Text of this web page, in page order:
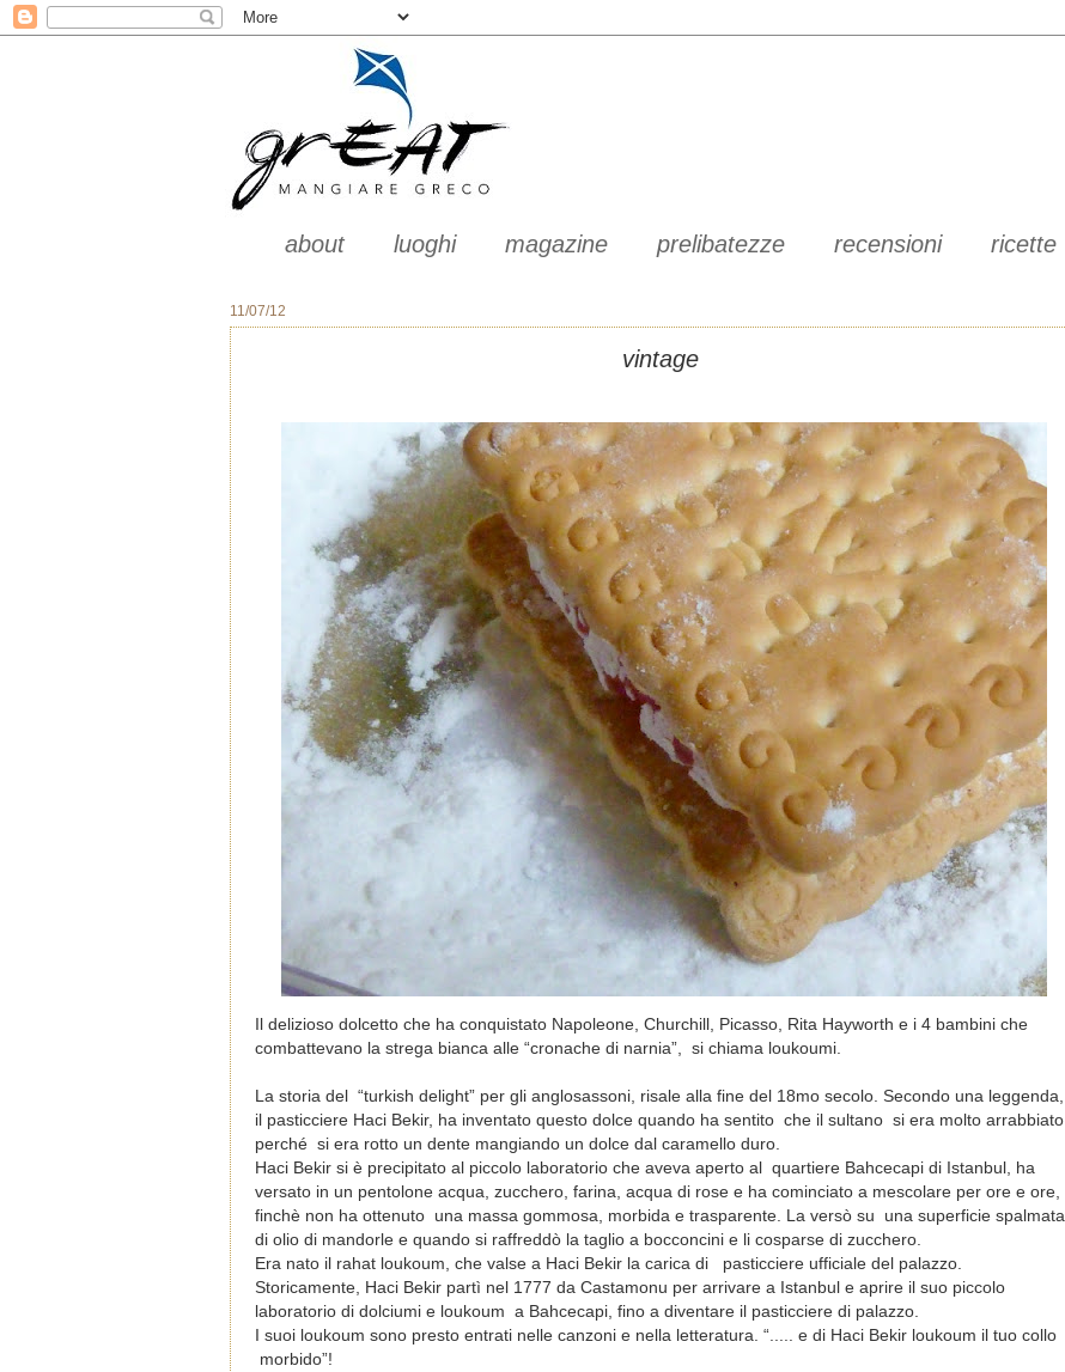
about luoghi magazine prelibatezze recensioni ricette
11/07/12
vintage
Il delizioso dolcetto che ha conquistato Napoleone, Churchill, Picasso, Rita Hayworth e i 4 bambini che
combattevano la strega bianca alle “cronache di narnia”,
si chiama loukoumi.
La storia del “turkish delight” per gli anglosassoni, risale alla fine del 18mo secolo. Secondo una leggenda,
il pasticciere Haci Bekir, ha inventato questo dolce quando ha sentito che il sultano si era molto arrabbiato
perché si era rotto un dente mangiando un dolce dal caramello duro.
Haci Bekir si è precipitato al piccolo laboratorio che aveva aperto al quartiere Bahcecapi di Istanbul, ha
versato in un pentolone acqua, zucchero, farina, acqua di rose e ha cominciato a mescolare per ore e ore,
finchè non ha ottenuto una massa gommosa, morbida e trasparente. La versò su una superficie spalmata
di olio di mandorle e quando si raffreddò la taglio a bocconcini e li cosparse di zucchero.
Era nato il rahat loukoum, che valse a Haci Bekir la carica di pasticciere ufficiale del palazzo.
Storicamente, Haci Bekir partì nel 1777 da Castamonu per arrivare a Istanbul e aprire il suo piccolo
laboratorio di dolciumi e loukoum a Bahcecapi, fino a diventare il pasticciere di palazzo.
I suoi loukoum sono presto entrati nelle canzoni e nella letteratura. “..... e di Haci Bekir loukoum il tuo collo
morbido”!